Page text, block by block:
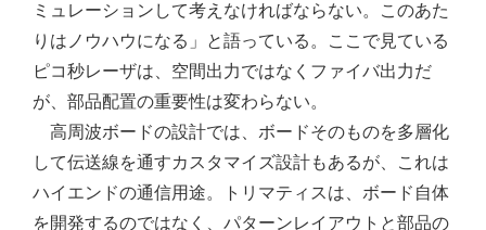
ミュレーションして考えなければならない。このあた
りはノウハウになる」と語っている。ここで見ている
ピコ秒レーザは、空間出力ではなくファイバ出力だ
が、部品配置の重要性は変わらない。
高周波ボードの設計では、ボードそのものを多層化
して伝送線を通すカスタマイズ設計もあるが、これは
ハイエンドの通信用途。トリマティスは、ボード自体
を開発するのではなく、パターンレイアウトと部品の